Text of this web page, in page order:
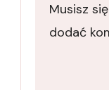
Musisz się
dodać